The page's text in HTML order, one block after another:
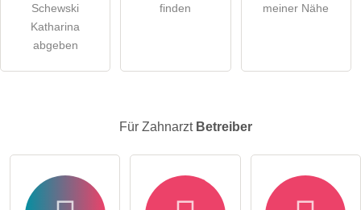
Hinweis: Bitte beachten Sie, öffentliche Fragen sind
Besucher sichtbar
Schewski
Katharina
abgeben
finden
meiner Nähe
Für Zahnarzt Betreiber